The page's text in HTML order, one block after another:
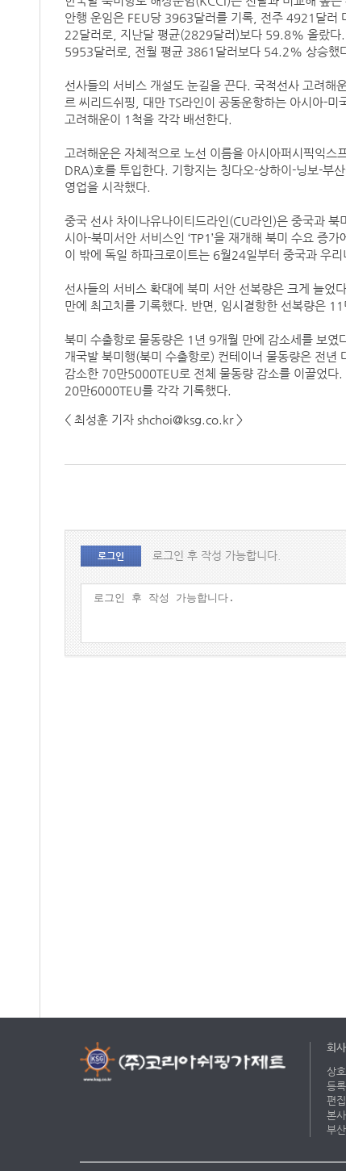
안행 운임은 FEU당 3963달러를 기록, 전주 4921달
22달러로, 지난달 평균(2829달러)보다 59.8% 올랐다
5953달러로, 전월 평균 3861달러보다 54.2% 상승했
선사들의 서비스 개설도 눈길을 끈다. 국적선사 고려해
르 씨리드쉬핑, 대만 TS라인이 공동운항하는 아시아-
고려해운이 1척을 각각 배선한다.
고려해운은 자체적으로 노선 이름을 아시아퍼시픽익
DRA)호를 투입한다. 기항지는 칭다오-상하이-닝보-부
영업을 시작했다.
중국 선사 차이나유나이티드라인(CU라인)은 중국과
시아-북미서안 서비스인 ‘TP1’을 재개해 북미 수요 증
이 밖에 독일 하파크로이트는 6월24일부터 중국과 우
선사들의 서비스 확대에 북미 서안 선복량은 크게 늘
만에 최고치를 기록했다. 반면, 임시결항한 선복량은
북미 수출항로 물동량은 1년 9개월 만에 감소세를 보
개국발 북미행(북미 수출항로) 컨테이너 물동량은 전
감소한 70만5000TEU로 전체 물동량 감소를 이끌었
20만6000TEU를 각각 기록했다.
< 최성훈 기자 shchoi@ksg.co.kr >
로그인
로그인 후 작성 가능합니다.
회
상
등
편
본
부